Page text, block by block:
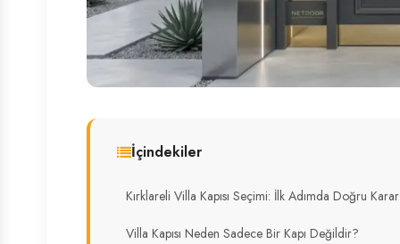
İçindekiler
Kırklareli Villa Kapısı Seçimi: İlk Adımda Doğru Karar
Villa Kapısı Neden Sadece Bir Kapı Değildir?